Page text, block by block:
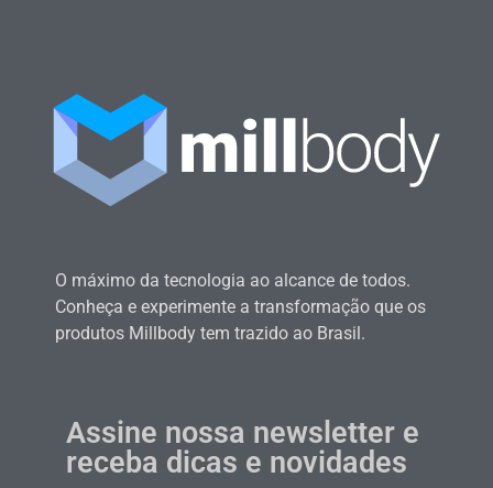
O máximo da tecnologia ao alcance de todos.
Conheça e experimente a transformação que os
produtos Millbody tem trazido ao Brasil.
Assine nossa newsletter e
receba dicas e novidades